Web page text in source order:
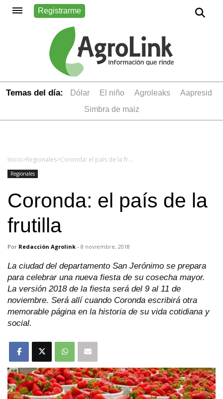
Registrarme
Temas del día: dólar el niño Agroleaks
aapresid
simbra de maiz
Inicio>Regionales> Coronda: el país de la frutilla
Regionales
Coronda: el país de la
frutilla
Por Redacción Agrolink - 8 noviembre, 2018
La ciudad del departamento San Jerónimo se prepara
para celebrar una nueva fiesta de su cosecha mayor.
La versión 2018 de la fiesta será del 9 al 11 de
noviembre. Será allí cuando Coronda escribirá otra
memorable página en la historia de su vida cotidiana y
social.